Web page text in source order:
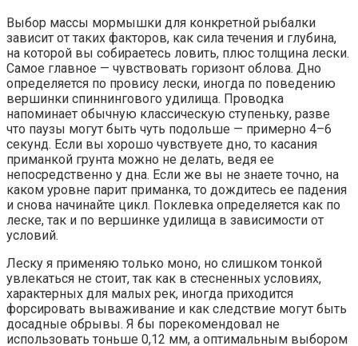
Выбор массы мормышки для конкретной рыбалки
зависит от таких факторов, как сила течения и глубина,
на которой вы собираетесь ловить, плюс толщина лески.
Самое главное — чувствовать горизонт облова. Дно
определяется по провису лески, иногда по поведению
вершинки спиннингового удилища. Проводка
напоминает обычную классическую ступеньку, разве
что паузы могут быть чуть подольше — примерно 4–6
секунд. Если вы хорошо чувствуете дно, то касания
приманкой грунта можно не делать, ведя ее
непосредственно у дна. Если же вы не знаете точно, на
каком уровне парит приманка, то дождитесь ее падения
и снова начинайте цикл. Поклевка определяется как по
леске, так и по вершинке удилища в зависимости от
условий.
Леску я применяю только моно, но слишком тонкой
увлекаться не стоит, так как в стесненных условиях,
характерных для малых рек, иногда приходится
форсировать вываживание и как следствие могут быть
досадные обрывы. Я бы порекомендовал не
использовать тоньше 0,12 мм, а оптимальным выбором